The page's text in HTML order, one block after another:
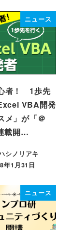
ニュース
者！ 1歩先
VBA開発
メ」が「＠
載開…
シノリアキ
日
年1月31日
ニュース